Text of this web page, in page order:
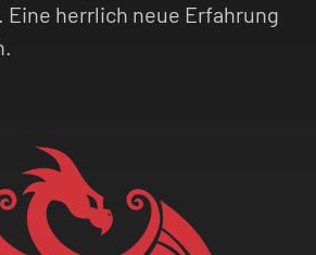
herrlich neue Erfahrung